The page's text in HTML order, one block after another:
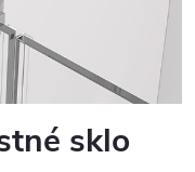
sklo